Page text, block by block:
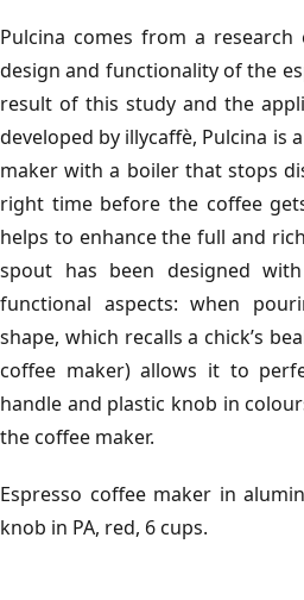
Pulcina comes from a
design and functionality of the
result of this study and the
developed by illycaffè, Pulcina is
maker with a boiler that stops
right time before the coffee
helps to enhance the full and
spout has been designed
functional aspects: when
shape, which recalls a chick’s
coffee maker) allows it to
handle and plastic knob in
the coffee maker.
Espresso coffee maker in
knob in PA, red, 6 cups.